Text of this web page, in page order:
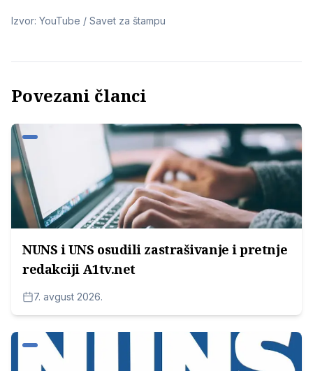
Izvor: YouTube / Savet za štampu
Povezani članci
NUNS i UNS osudili zastrašivanje i pretnje
redakciji A1tv.net
7. avgust 2026.